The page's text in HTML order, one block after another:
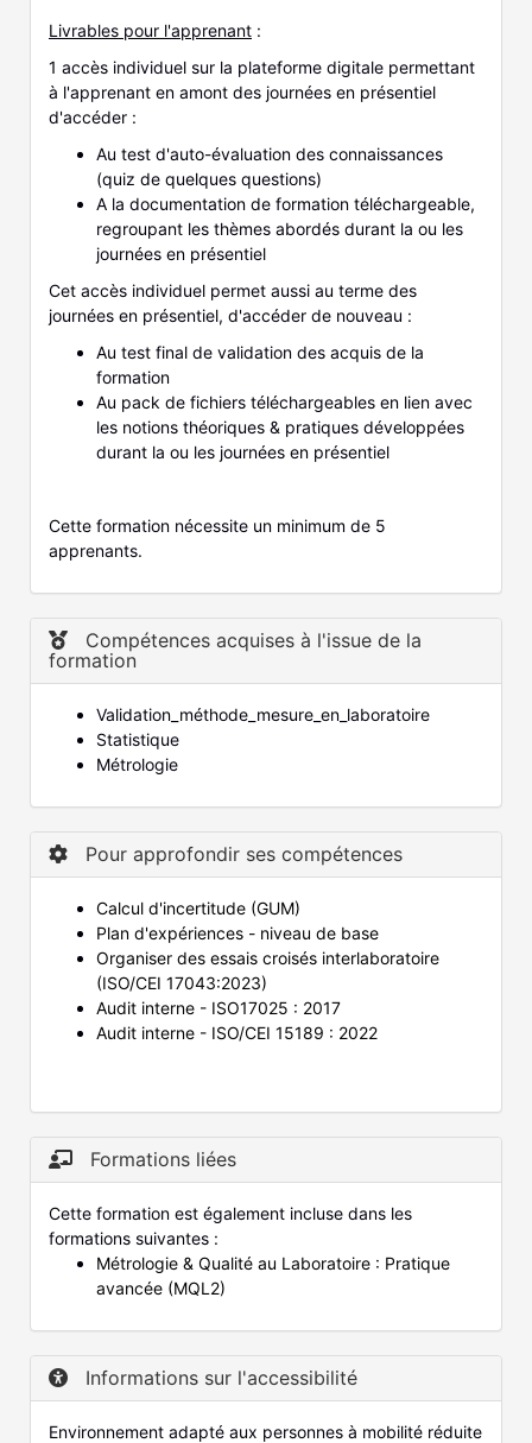
Livrables pour l'apprenant :
1 accès individuel sur la plateforme digitale permettant
à l'apprenant en amont des journées en présentiel
d'accéder :
Au test d'auto-évaluation des connaissances
(quiz de quelques questions)
A la documentation de formation téléchargeable,
regroupant les thèmes abordés durant la ou les
journées en présentiel
Cet accès individuel permet aussi au terme des
journées en présentiel, d'accéder de nouveau :
Au test final de validation des acquis de la
formation
Au pack de fichiers téléchargeables en lien avec
les notions théoriques & pratiques développées
durant la ou les journées en présentiel
Cette formation nécessite un minimum de 5
apprenants.
Compétences acquises à l'issue de la
formation
Validation_méthode_mesure_en_laboratoire
Statistique
Métrologie
Pour approfondir ses compétences
Calcul d'incertitude (GUM)
Plan d'expériences - niveau de base
Organiser des essais croisés interlaboratoire
(ISO/CEI 17043:2023)
Audit interne - ISO17025 : 2017
Audit interne - ISO/CEI 15189 : 2022
Formations liées
Cette formation est également incluse dans les
formations suivantes :
Métrologie & Qualité au Laboratoire : Pratique
avancée (MQL2)
Informations sur l'accessibilité
Environnement adapté aux personnes à mobilité réduite